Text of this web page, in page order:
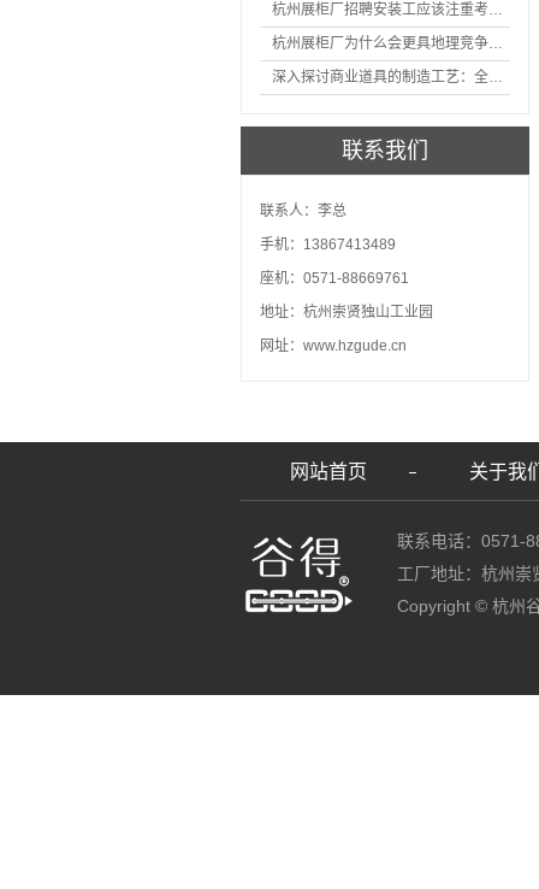
杭州展柜厂招聘安装工应该注重考核哪些方面技能
杭州展柜厂为什么会更具地理竞争优势？
深入探讨商业道具的制造工艺：全面分析从设计到维护的各个环节。
联系我们
联系人：李总
手机：13867413489
座机：0571-88669761
地址：杭州崇贤独山工业园
网址：www.hzgude.cn
网站首页 关于我
联系电话：0571-
工厂地址：杭州崇
Copyright © 杭州